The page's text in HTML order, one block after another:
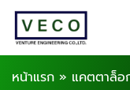
หน้าแรก » แคตตาล็อ